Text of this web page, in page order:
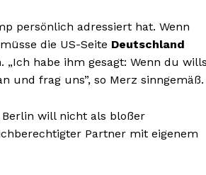
persönlich adressiert hat. Wenn
die US-Seite Deutschland
habe ihm gesagt: Wenn du
und frag uns”, so Merz sinngemäß.
will nicht als bloßer
Partner mit eigenem